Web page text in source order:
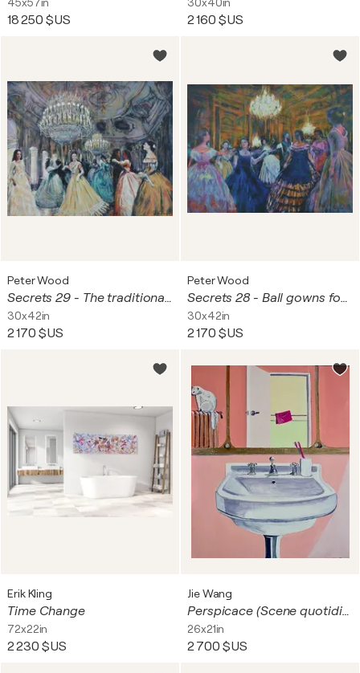
18 250 $US 2 160 $US
Peter Wood
Secrets 29 - The traditional ball
30x42in
2 170 $US
Peter Wood
Secrets 28 - Ball gowns for a special night
30x42in
2 170 $US
Erik Kling
Time Change
72x22in
2 230 $US
Jie Wang
Perspicace (Scene quotidienne)
26x21in
2 700 $US